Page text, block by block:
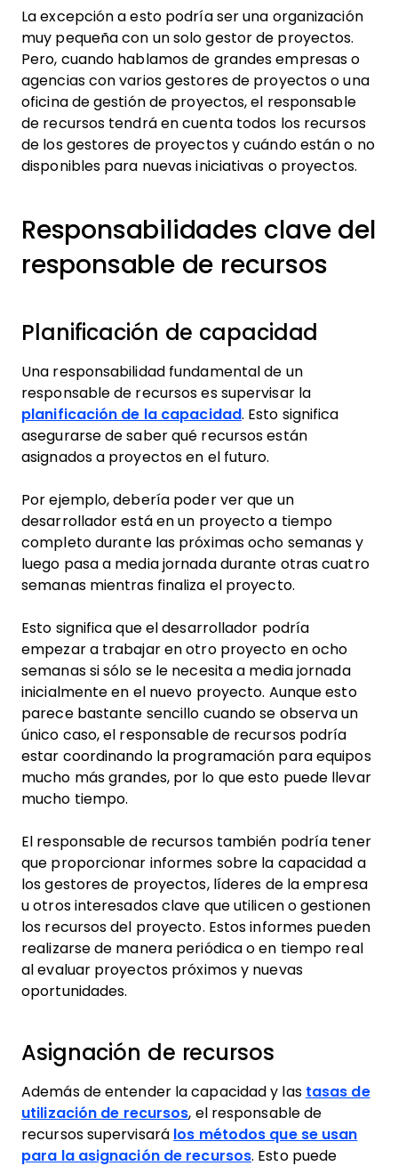
La excepción a esto podría ser una organización
muy pequeña con un solo gestor de proyectos.
Pero, cuando hablamos de grandes empresas o
agencias con varios gestores de proyectos o una
oficina de gestión de proyectos, el responsable
de recursos tendrá en cuenta todos los recursos
de los gestores de proyectos y cuándo están o no
disponibles para nuevas iniciativas o proyectos.
Responsabilidades clave del
responsable de recursos
Planificación de capacidad
Una responsabilidad fundamental de un
responsable de recursos es supervisar la
planificación de la capacidad. Esto significa
asegurarse de saber qué recursos están
asignados a proyectos en el futuro.
Por ejemplo, debería poder ver que un
desarrollador está en un proyecto a tiempo
completo durante las próximas ocho semanas y
luego pasa a media jornada durante otras cuatro
semanas mientras finaliza el proyecto.
Esto significa que el desarrollador podría
empezar a trabajar en otro proyecto en ocho
semanas si sólo se le necesita a media jornada
inicialmente en el nuevo proyecto. Aunque esto
parece bastante sencillo cuando se observa un
único caso, el responsable de recursos podría
estar coordinando la programación para equipos
mucho más grandes, por lo que esto puede llevar
mucho tiempo.
El responsable de recursos también podría tener
que proporcionar informes sobre la capacidad a
los gestores de proyectos, líderes de la empresa
u otros interesados clave que utilicen o gestionen
los recursos del proyecto. Estos informes pueden
realizarse de manera periódica o en tiempo real
al evaluar proyectos próximos y nuevas
oportunidades.
Asignación de recursos
Además de entender la capacidad y las tasas de
utilización de recursos, el responsable de
recursos supervisará los métodos que se usan
para la asignación de recursos. Esto puede